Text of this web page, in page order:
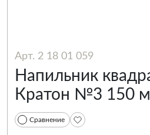
Арт. 2 18 01 059
Напильник
Кратон №3 150
Сравнение